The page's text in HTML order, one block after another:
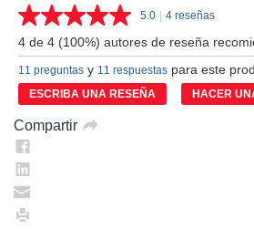
5.0 Lea
reseñas.
Enlace
en
misma
| 4 reseñas
4 de 4 (100%) autores de reseña
11 preguntas y 11 respuestas para este
ESCRIBA UNA RESEÑA HACER
Compartir